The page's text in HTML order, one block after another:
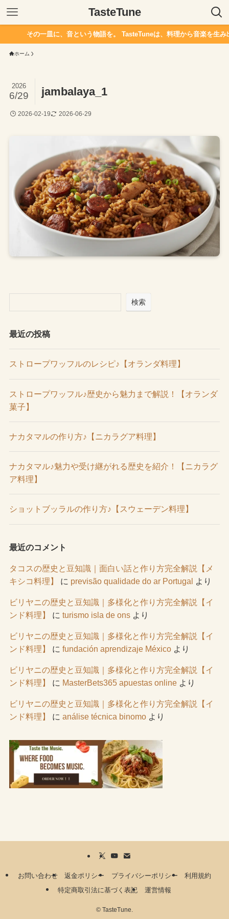
TasteTune
その一皿に、音という物語を。 TasteTuneは、料理から音楽を生み出
ホーム
jambalaya_1
2026
6/29
2026-02-19 2026-06-29
検索
最近の投稿
ストロープワッフルのレシピ♪【オランダ料理】
ストロープワッフル♪歴史から魅力まで解説！【オランダ
菓子】
ナカタマルの作り方♪【ニカラグア料理】
ナカタマル♪魅力や受け継がれる歴史を紹介！【ニカラグ
ア料理】
ショットブッラルの作り方♪【スウェーデン料理】
最近のコメント
タコスの歴史と豆知識｜面白い話と作り方完全解説【メ
キシコ料理】
に previsão qualidade do ar Portugal より
ビリヤニの歴史と豆知識｜多様化と作り方完全解説【イ
ンド料理】
に turismo isla de onsより
ビリヤニの歴史と豆知識｜多様化と作り方完全解説【イ
ンド料理】
に fundación aprendizaje Méxicoより
ビリヤニの歴史と豆知識｜多様化と作り方完全解説【イ
ンド料理】
に MasterBets365 apuestas onlineより
ビリヤニの歴史と豆知識｜多様化と作り方完全解説【イ
ンド料理】
に análise técnica binomoより
お問い合わせ 返金ポリシー プライバシーポリシー
利用規約
特定商取引法に基づく表記
運営情報
© TasteTune.